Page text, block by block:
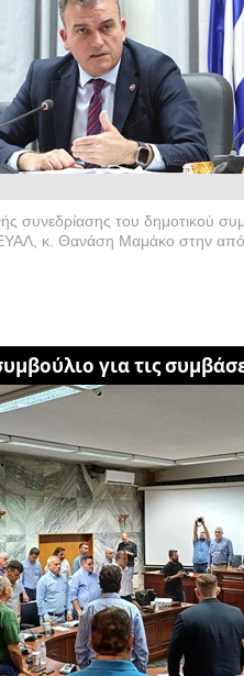
συνεδρίασης του δημοτικού
κ. Θανάση Μαμάκο στην
για τις